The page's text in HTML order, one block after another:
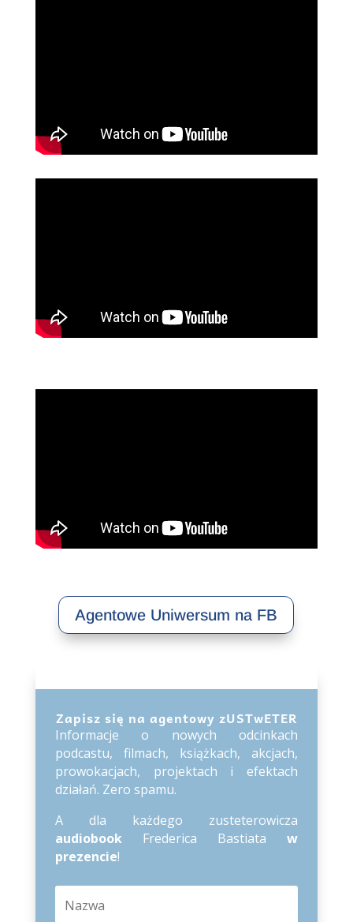
Agentowe Uniwersum na FB
Zapisz się na agentowy zUSTwETER
Informacje o nowych odcinkach
podcastu, filmach, książkach, akcjach,
prowokacjach, projektach i efektach
działań. Zero spamu.
A dla każdego zusteterowicza
audiobookFrederica Bastiataw
prezencie!